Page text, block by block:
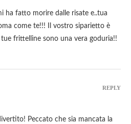
ha fatto morire dalle risate e..tua
come te!!! Il vostro siparietto è
frittelline sono una vera goduria!!
Peccato che sia mancata la
REPLY